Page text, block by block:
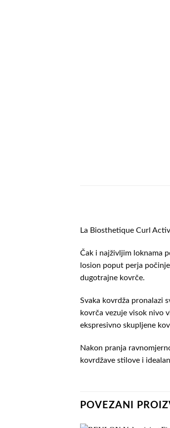
La Biosthetique Curl
Čak i najživljim loknama
losion poput perja
dugotrajne kovrče.
Svaka kovrdža pronalazi
kovrča vezuje visok nivo
ekspresivno skupljene
Nakon pranja
kovrdžave stilove i
POVEZANI